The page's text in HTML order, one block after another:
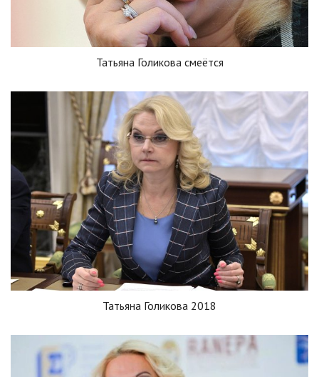
Татьяна Голикова смеётся
Татьяна Голикова 2018